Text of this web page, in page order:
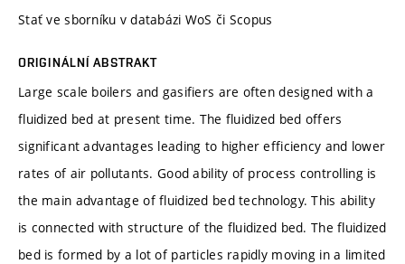
Stať ve sborníku v databázi WoS či Scopus
ORIGINÁLNÍ ABSTRAKT
Large scale boilers and gasifiers are often designed with a
fluidized bed at present time. The fluidized bed offers
significant advantages leading to higher efficiency and lower
rates of air pollutants. Good ability of process controlling is
the main advantage of fluidized bed technology. This ability
is connected with structure of the fluidized bed. The fluidized
bed is formed by a lot of particles rapidly moving in a limited